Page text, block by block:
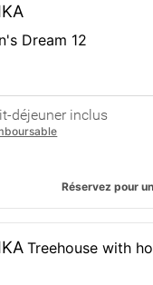
Dream 12
déjeuner inclus
Réservez pour
Treehouse with